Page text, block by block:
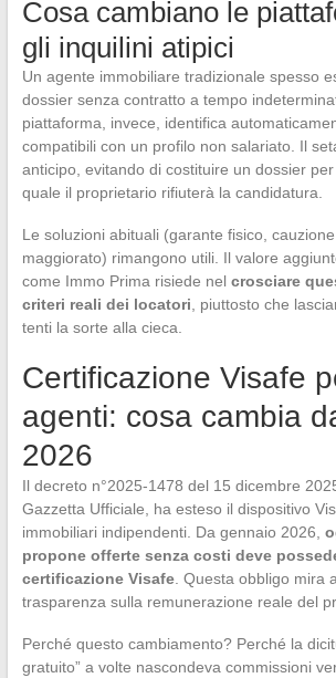
Cosa cambiano le
gli inquilini atipici
Un agente immobiliare tradizionale spesso
dossier senza contratto a tempo
piattaforma, invece, identifica
compatibili con un profilo non salariato. Il
anticipo, evitando di costituire un dossier
quale il proprietario rifiuterà la candidatura.
Le soluzioni abituali (garante fisico,
maggiorato) rimangono utili. Il valore
come Immo Prima risiede nel crosciare
criteri reali dei locatori , piuttosto che
tenti la sorte alla cieca.
Certificazione Visafe
agenti: cosa cambia
2026
Il decreto n°2025-1478 del 15 dicembre
Gazzetta Ufficiale, ha esteso il dispositivo
immobiliari indipendenti. Da gennaio 2026,
propone offerte senza costi deve
certificazione Visafe. Questa obbligo mira
trasparenza sulla remunerazione reale del
Perché questo cambiamento? Perché la
gratuito” a volte nascondeva commissioni